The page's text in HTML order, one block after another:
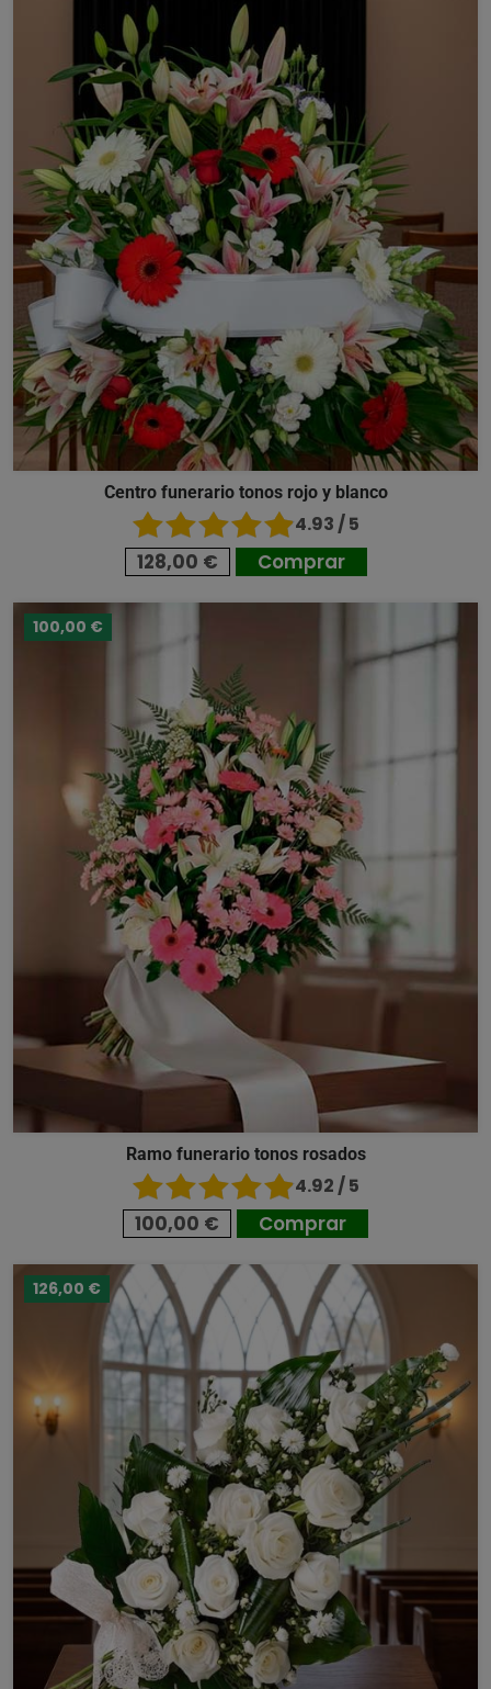
Centro funerario tonos rojo y blanco
4.93 / 5
128,00 € Comprar
100,00 €
Ramo funerario tonos rosados
4.92 / 5
100,00 € Comprar
126,00 €